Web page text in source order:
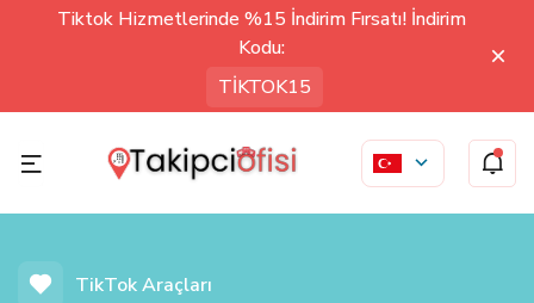
Tiktok Hizmetlerinde %15 İndirim Fırsatı! İndirim
Kodu:
TİKTOK15
TikTok Araçları